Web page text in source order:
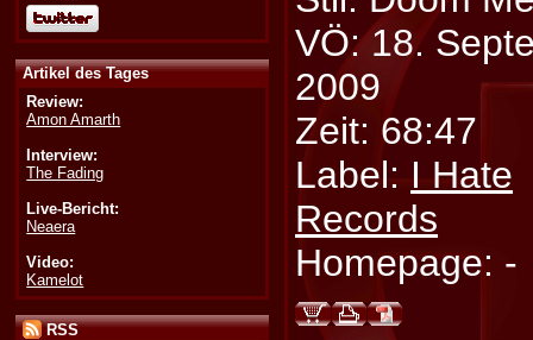
Artikel des Tages
Review:
Amon Amarth
Interview:
The Fading
Live-Bericht:
Neaera
Video:
Kamelot
RSS
VÖ: 18.
2009
Zeit: 68:47
Label: I Hate
Records
Homepage: -